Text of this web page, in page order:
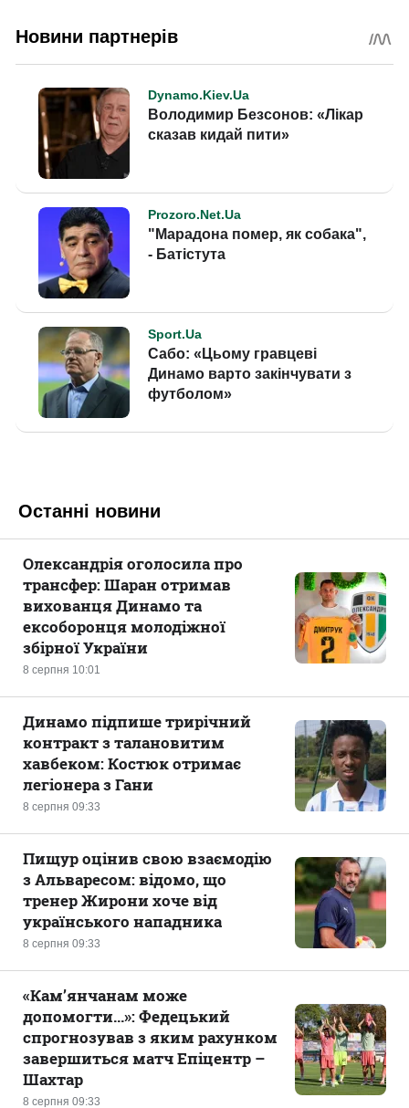
Останні новини
8 серпня 10:01
Олександрія оголосила про
трансфер: Шаран отримав
вихованця Динамо та
ексоборонця молодіжної
збірної України
8 серпня 09:33
Динамо підпише трирічний
контракт з талановитим
хавбеком: Костюк отримає
легіонера з Гани
8 серпня 09:33
Пищур оцінив свою взаємодію
з Альваресом: відомо, що
тренер Жирони хоче від
українського нападника
8 серпня 09:33
«Кам’янчанам може
допомогти...»: Федецький
спрогнозував з яким рахунком
завершиться матч Епіцентр –
Шахтар